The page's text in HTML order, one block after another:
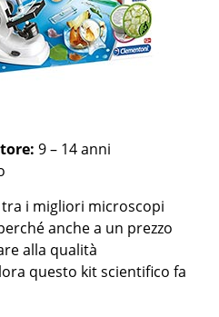
9 – 14 anni
i migliori microscopi
anche a un prezzo
alla qualità
questo kit scientifico fa